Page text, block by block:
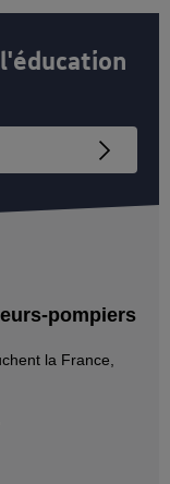
pompiers
la France,